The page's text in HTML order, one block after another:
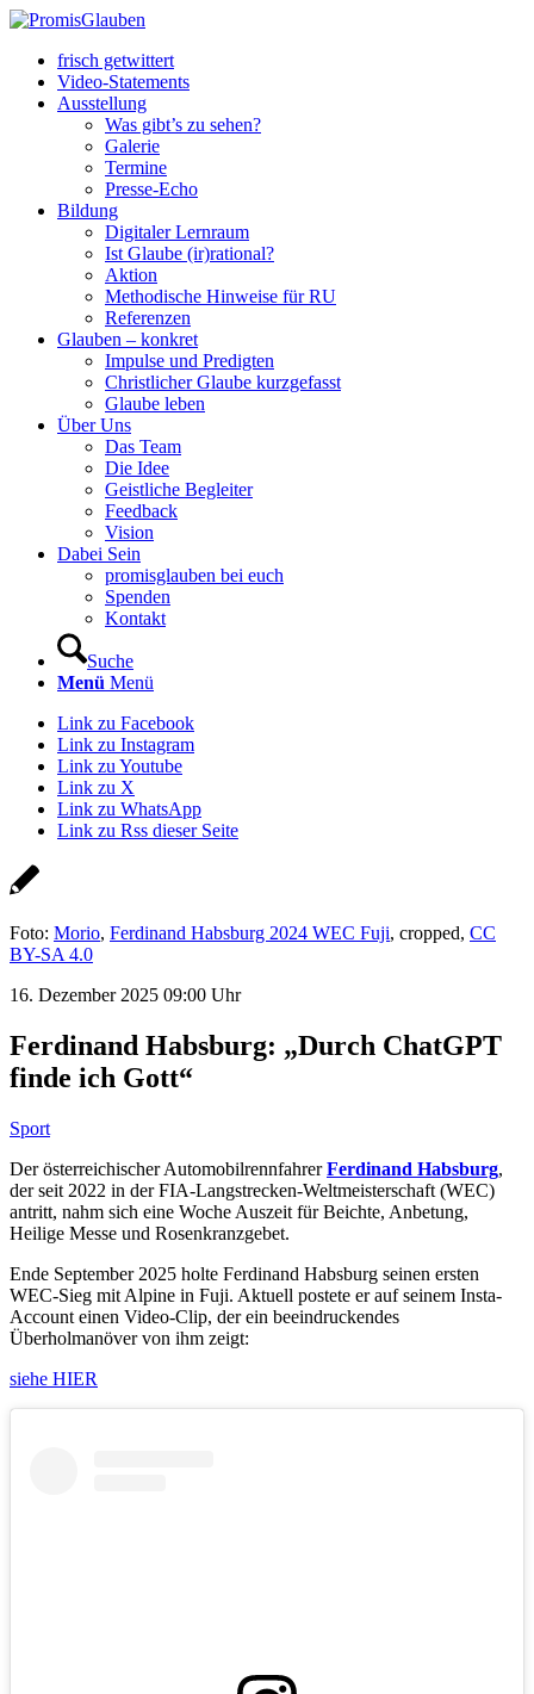
frisch getwittert
Video-Statements
Ausstellung
Was gibt’s zu sehen?
Galerie
Termine
Presse-Echo
Bildung
Digitaler Lernraum
Ist Glaube (ir)rational?
Aktion
Methodische Hinweise für RU
Referenzen
Glauben – konkret
Impulse und Predigten
Christlicher Glaube kurzgefasst
Glaube leben
Über Uns
Das Team
Die Idee
Geistliche Begleiter
Feedback
Vision
Dabei Sein
promisglauben bei euch
Spenden
Kontakt
Suche
Menü Menü
Link zu Facebook
Link zu Instagram
Link zu Youtube
Link zu X
Link zu WhatsApp
Link zu Rss dieser Seite
Foto: Morio, Ferdinand Habsburg 2024 WEC Fuji, cropped, CC
BY-SA 4.0
16. Dezember 2025 09:00 Uhr
Ferdinand Habsburg: „Durch ChatGPT
finde ich Gott“
Sport
Der österreichischer AutomobilrennfahrerFerdinand Habsburg,
der seit 2022 in der FIA-Langstrecken-Weltmeisterschaft (WEC)
antritt, nahm sich eine Woche Auszeit für Beichte, Anbetung,
Heilige Messe und Rosenkranzgebet.
Ende September 2025 holte Ferdinand Habsburg seinen ersten
WEC-Sieg mit Alpine in Fuji. Aktuell postete er auf seinem Insta-
Account einen Video-Clip, der ein beeindruckendes
Überholmanöver von ihm zeigt:
siehe HIER